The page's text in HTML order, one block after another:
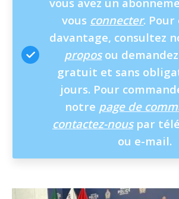
vous connecter. Pour
davantage, consultez
proposou
gratuit et sans
jours. Pour
notre page de
contactez-nouspar
ou e-mail.